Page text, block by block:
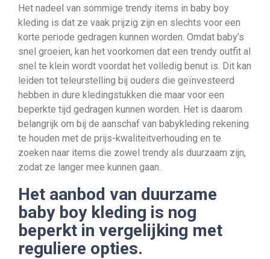
Het nadeel van sommige trendy items in baby boy
kleding is dat ze vaak prijzig zijn en slechts voor een
korte periode gedragen kunnen worden. Omdat baby’s
snel groeien, kan het voorkomen dat een trendy outfit al
snel te klein wordt voordat het volledig benut is. Dit kan
leiden tot teleurstelling bij ouders die geïnvesteerd
hebben in dure kledingstukken die maar voor een
beperkte tijd gedragen kunnen worden. Het is daarom
belangrijk om bij de aanschaf van babykleding rekening
te houden met de prijs-kwaliteitverhouding en te
zoeken naar items die zowel trendy als duurzaam zijn,
zodat ze langer mee kunnen gaan.
Het aanbod van duurzame
baby boy kleding is nog
beperkt in vergelijking met
reguliere opties.